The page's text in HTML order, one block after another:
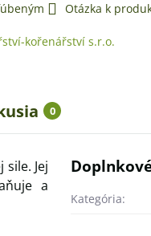
Otázka k
kořenářství s.r.o.
0
Jej
a
Kategória: